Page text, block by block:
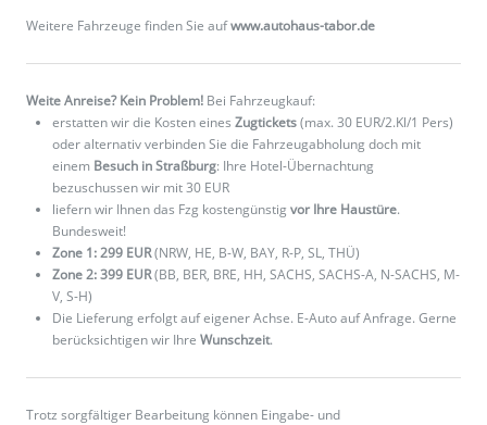
Weitere Fahrzeuge finden Sie aufwww.autohaus-tabor.de
Weite Anreise? Kein Problem! Bei Fahrzeugkauf:
erstatten wir die Kosten eines Zugtickets(max. 30 EUR/2.Kl/1 Pers)
oder alternativ verbinden Sie die Fahrzeugabholung doch mit
einem Besuch in Straßburg: Ihre Hotel-Übernachtung
bezuschussen wir mit 30 EUR
liefern wir Ihnen das Fzg kostengünstig vor Ihre Haustüre.
Bundesweit!
Zone 1: 299 EUR(NRW, HE, B-W, BAY, R-P, SL, THÜ)
Zone 2: 399 EUR(BB, BER, BRE, HH, SACHS, SACHS-A, N-SACHS, M-
V, S-H)
Die Lieferung erfolgt auf eigener Achse. E-Auto auf Anfrage. Gerne
berücksichtigen wir Ihre Wunschzeit.
Trotz sorgfältiger Bearbeitung können Eingabe- und